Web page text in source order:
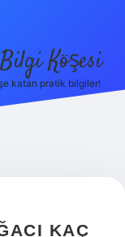
Köşesi
katan pratik bilgiler!
KAÇ